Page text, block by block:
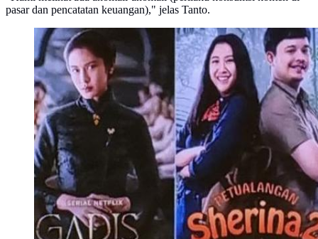
pasar dan pencatatan keuangan)," jelas Tanto.